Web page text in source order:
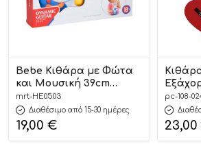
Bebe Κιθάρα με Φώτα
και Μουσική 39cm
HE0503 18m+ – Martin
Toys
mrt-HE0503
Διαθέσιμο από 15-30 ημέρες
19,00 €
pc-108-
23,00